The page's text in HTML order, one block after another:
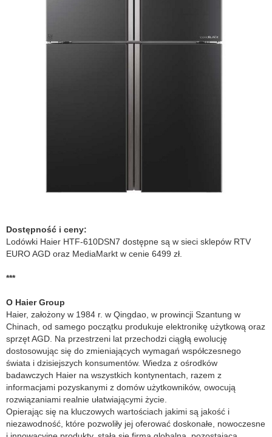
Dostępność i ceny:
Lodówki Haier HTF-610DSN7 dostępne są w sieci sklepów RTV
EURO AGD oraz MediaMarkt w cenie 6499 zł.
***
O Haier Group
Haier, założony w 1984 r. w Qingdao, w prowincji Szantung w
Chinach, od samego początku produkuje elektronikę użytkową oraz
sprzęt AGD. Na przestrzeni lat przechodzi ciągłą ewolucję
dostosowując się do zmieniających wymagań współczesnego
świata i dzisiejszych konsumentów. Wiedza z ośrodków
badawczych Haier na wszystkich kontynentach, razem z
informacjami pozyskanymi z domów użytkowników, owocują
rozwiązaniami realnie ułatwiającymi życie.
Opierając się na kluczowych wartościach jakimi są jakość i
niezawodność, które pozwoliły jej oferować doskonałe, nowoczesne